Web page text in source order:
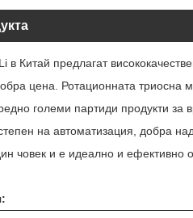
в Китай предлагат
цена. Ротационната триосна
големи партиди продукти
на автоматизация, добра
човек и е идеално и ефективно